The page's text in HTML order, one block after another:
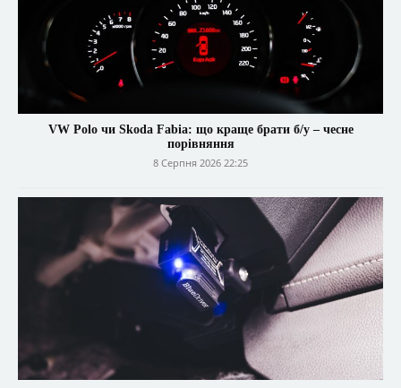
VW Polo чи Skoda Fabia: що краще брати б/у – чесне
порівняння
8 Серпня 2026 22:25